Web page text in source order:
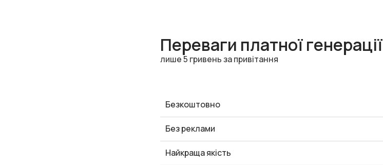
Переваги платної генерації
лише 5 гривень за привітання
Безкоштовно
Без реклами
Найкраща якість